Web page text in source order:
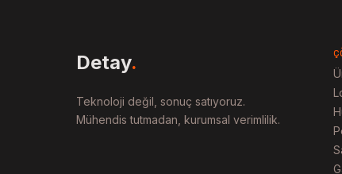
Detay.
Teknoloji değil, sonuç satıyoruz.
Mühendis tutmadan, kurumsal verimlilik.